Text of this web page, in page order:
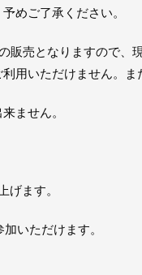
めご了承ください。
販売となりますので、
用いただけません。
ません。
げます。
いただけます。